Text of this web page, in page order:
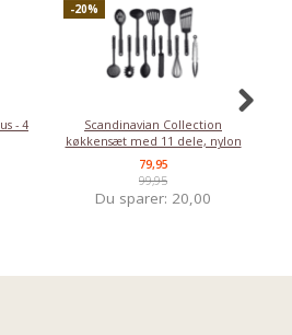
- 4
-20%
Scandinavian Collection
køkkensæt med 11 dele, nylon
79,95
99,95
Du sparer: 20,00